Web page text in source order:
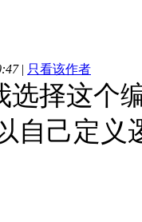
| 只看该作者
选择这个
自己定义